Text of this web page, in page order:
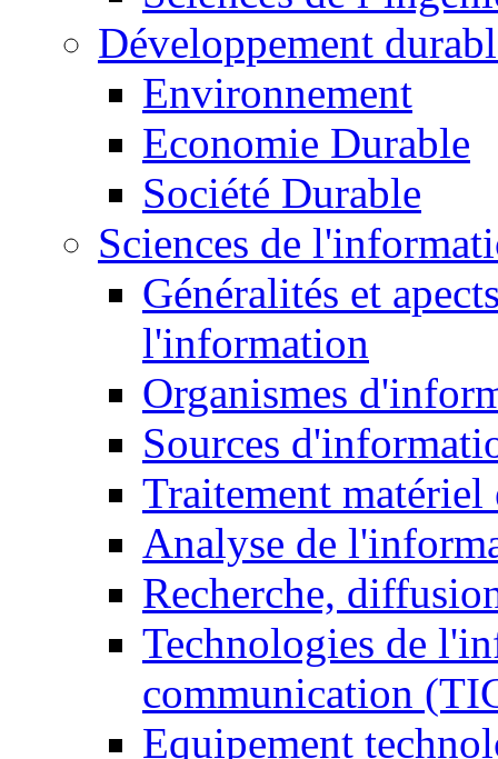
Développement
Environnement
Economie Durable
Société Durable
Sciences de
Généralités et
l'information
Organismes
Sources
Traitement matériel
Analyse de
Recherche,
Technologies de
communication
Equipement